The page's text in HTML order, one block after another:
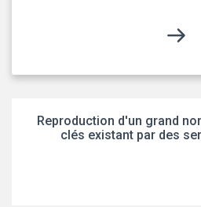
Reproduction d'un grand
clés existant par des